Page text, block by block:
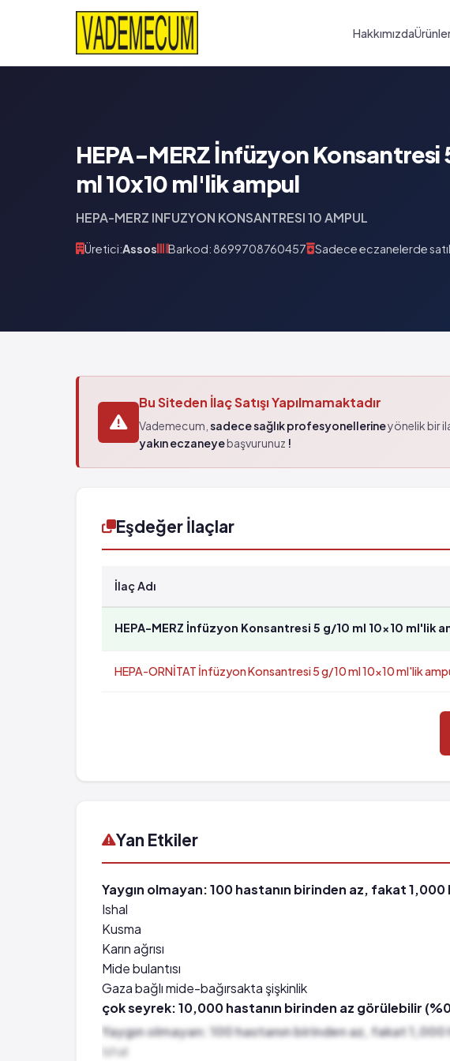
Hakkımızda
HEPA-MERZ İnfüzyon Konsantresi
ml 10x10 ml'lik ampul
HEPA-MERZ INFUZYON KONSANTRESI 10 AMPUL
Üretici:Assos Barkod: 8699708760457 Sadece eczanelerde
Bu Siteden İlaç Satışı Yapılmamaktadır
Vademecum, sadece sağlık profesyonellerineyönelik bir
yakın eczaneyebaşvurunuz !
Eşdeğer İlaçlar
İlaç Adı
HEPA-MERZ İnfüzyon Konsantresi 5 g/10 ml 10x10 ml'lik
HEPA-ORNİTAT İnfüzyon Konsantresi 5 g/10 ml 10x10 ml'lik
Yan Etkiler
Yaygın olmayan: 100 hastanın birinden az, fakat
Ishal
Kusma
Karın ağrısı
Mide bulantısı
Gaza bağlı mide-bağırsakta şişkinlik
çok seyrek: 10,000 hastanın birinden az görülebilir
Bacak ve kollarda ağrı
Seyrek: 1,000 hastanın 1'inden az görülebilir (%0.1 -
Yaygın olmayan: 100 hastanın birinden az, fakat
Ishal